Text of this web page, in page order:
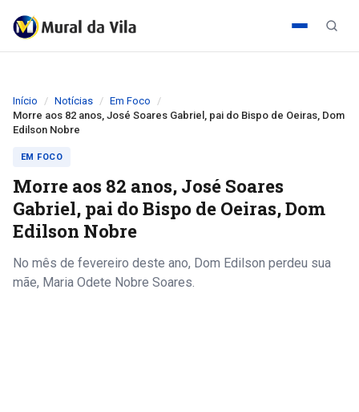
Início Notícias
Em Foco
Morre aos 82 anos, José Soares Gabriel, pai do Bispo de Oeiras, Dom
Edilson Nobre
EM FOCO
Morre aos 82 anos, José Soares
Gabriel, pai do Bispo de Oeiras, Dom
Edilson Nobre
No mês de fevereiro deste ano, Dom Edilson perdeu sua
mãe, Maria Odete Nobre Soares.